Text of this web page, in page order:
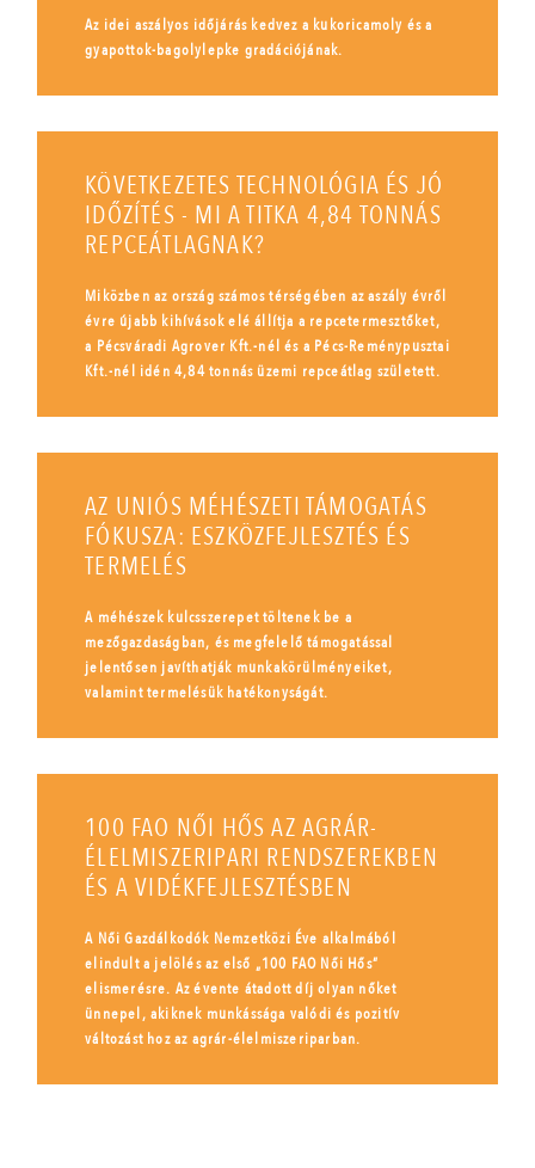
Az idei aszályos időjárás kedvez a kukoricamoly és a
gyapottok-bagolylepke gradációjának.
KÖVETKEZETES TECHNOLÓGIA ÉS JÓ
IDŐZÍTÉS - MI A TITKA 4,84 TONNÁS
REPCEÁTLAGNAK?
Miközben az ország számos térségében az aszály évről
évre újabb kihívások elé állítja a repcetermesztőket,
a Pécsváradi Agrover Kft.-nél és a Pécs-Reménypusztai
Kft.-nél idén 4,84 tonnás üzemi repceátlag született.
AZ UNIÓS MÉHÉSZETI TÁMOGATÁS
FÓKUSZA: ESZKÖZFEJLESZTÉS ÉS
TERMELÉS
A méhészek kulcsszerepet töltenek be a
mezőgazdaságban, és megfelelő támogatással
jelentősen javíthatják munkakörülményeiket,
valamint termelésük hatékonyságát.
100 FAO NŐI HŐS AZ AGRÁR-
ÉLELMISZERIPARI RENDSZEREKBEN
ÉS A VIDÉKFEJLESZTÉSBEN
A Női Gazdálkodók Nemzetközi Éve alkalmából
elindult a jelölés az első „100 FAO Női Hős”
elismerésre. Az évente átadott díj olyan nőket
ünnepel, akiknek munkássága valódi és pozitív
változást hoz az agrár-élelmiszeriparban.